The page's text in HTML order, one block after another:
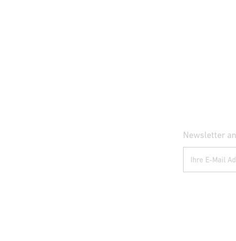
Newsletter
Ihre E-Mail